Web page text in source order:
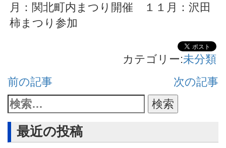
月：関北町内まつり開催 １１月：沢田
柿まつり参加
カテゴリー:未分類
前の記事
次の記事
最近の投稿